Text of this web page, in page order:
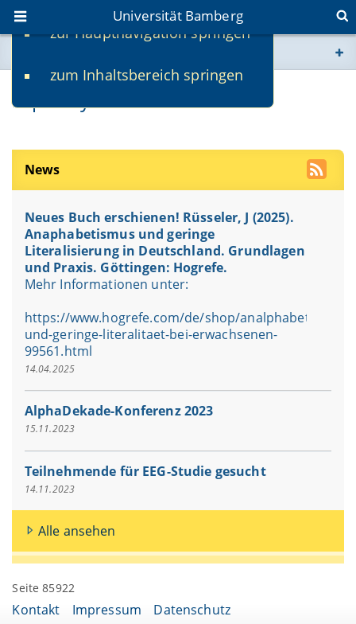
zur Hauptnavigation springen
zum Inhaltsbereich springen
Universität Bamberg
www.uni-bamberg.de
Dipl.-Psych. Christina Bäz
News
Neues Buch erschienen! Rüsseler, J (2025).
Anaphabetismus und geringe
Literalisierung in Deutschland. Grundlagen
und Praxis. Göttingen: Hogrefe.
Mehr Informationen unter:
https://www.hogrefe.com/de/shop/analphabetismus-
und-geringe-literalitaet-bei-erwachsenen-
99561.html
14.04.2025
AlphaDekade-Konferenz 2023
15.11.2023
Teilnehmende für EEG-Studie gesucht
14.11.2023
Alle ansehen
Seite 85922
Kontakt Impressum Datenschutz